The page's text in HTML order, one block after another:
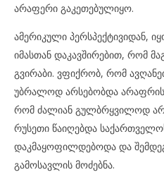
არაფერი გაკეთებულიყო.
ამერიკული პერსპექტივიდან,
იმასთან დაკავშირებით, რომ
გვირაბი. ვფიქრობ, რომ
უბრალოდ არსებობდა არაფრის
რომ ძალიან გულბრყვილოდ
რუსეთი წაიღებდა
დაკმაყოფილდებოდა და
გამოსავლის მოძებნა.